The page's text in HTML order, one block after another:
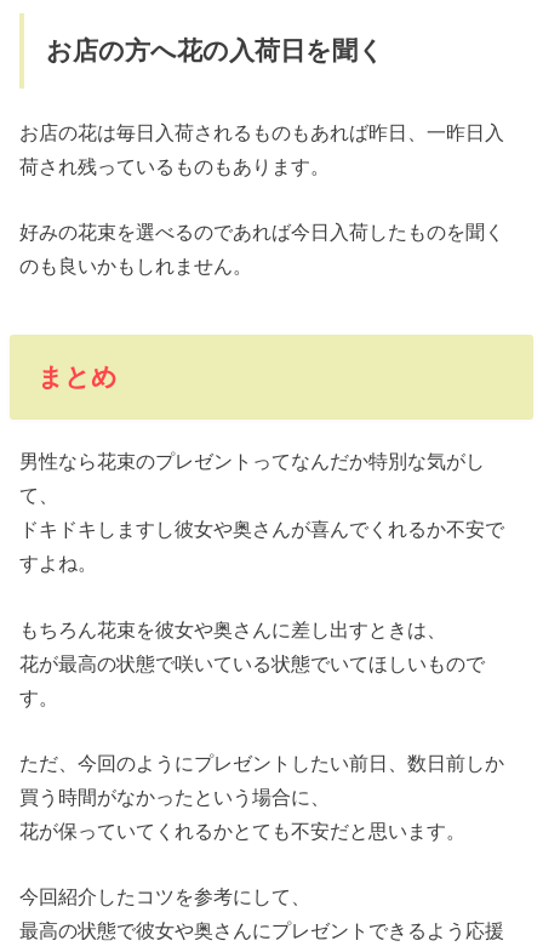
お店の方へ花の入荷日を聞く
お店の花は毎日入荷されるものもあれば昨日、一昨日入
荷され残っているものもあります。
好みの花束を選べるのであれば今日入荷したものを聞く
のも良いかもしれません。
まとめ
男性なら花束のプレゼントってなんだか特別な気がし
て、
ドキドキしますし彼女や奥さんが喜んでくれるか不安で
すよね。
もちろん花束を彼女や奥さんに差し出すときは、
花が最高の状態で咲いている状態でいてほしいもので
す。
ただ、今回のようにプレゼントしたい前日、数日前しか
買う時間がなかったという場合に、
花が保っていてくれるかとても不安だと思います。
今回紹介したコツを参考にして、
最高の状態で彼女や奥さんにプレゼントできるよう応援